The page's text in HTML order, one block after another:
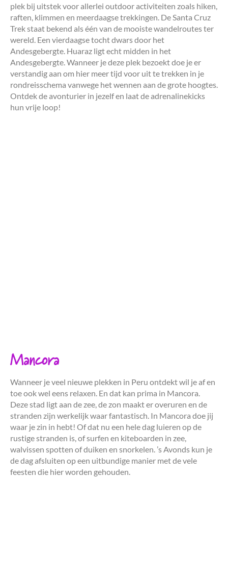
plek bij uitstek voor allerlei outdoor activiteiten zoals hiken,
raften, klimmen en meerdaagse trekkingen. De Santa Cruz
Trek staat bekend als één van de mooiste wandelroutes ter
wereld. Een vierdaagse tocht dwars door het
Andesgebergte. Huaraz ligt echt midden in het
Andesgebergte. Wanneer je deze plek bezoekt doe je er
verstandig aan om hier meer tijd voor uit te trekken in je
rondreisschema vanwege het wennen aan de grote hoogtes.
Ontdek de avonturier in jezelf en laat de adrenalinekicks
hun vrije loop!
Mancora
Wanneer je veel nieuwe plekken in Peru ontdekt wil je af en
toe ook wel eens relaxen. En dat kan prima in Mancora.
Deze stad ligt aan de zee, de zon maakt er overuren en de
stranden zijn werkelijk waar fantastisch. In Mancora doe jij
waar je zin in hebt! Of dat nu een hele dag luieren op de
rustige stranden is, of surfen en kiteboarden in zee,
walvissen spotten of duiken en snorkelen. ’s Avonds kun je
de dag afsluiten op een uitbundige manier met de vele
feesten die hier worden gehouden.